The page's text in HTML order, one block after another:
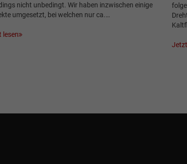
nicht unbedingt. Wir haben inzwischen einige
umgesetzt, bei welchen nur ca.…
lesen